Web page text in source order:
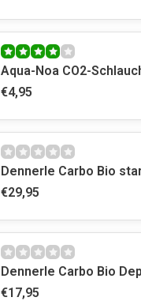
Aqua-Noa CO2-
€4,95
Dennerle Carbo Bio
€29,95
Dennerle Carbo Bio
€17,95